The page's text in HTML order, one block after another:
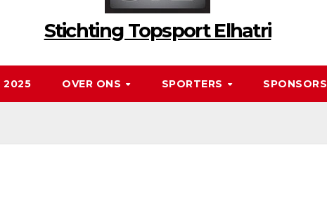
Stichting Topsport Elhatri
2025 OVER ONS SPORTERS SPONSORS